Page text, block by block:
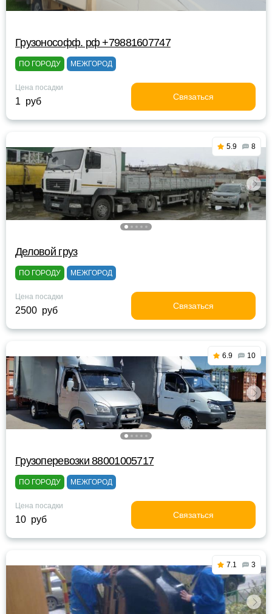
Грузонософф. рф +79881607747
ПО ГОРОДУ МЕЖГОРОД
Цена посадки
1 руб Связаться
5.9 8
Деловой груз
ПО ГОРОДУ МЕЖГОРОД
Цена посадки
2500 руб Связаться
6.9 10
Грузоперевозки 88001005717
ПО ГОРОДУ МЕЖГОРОД
Цена посадки
10 руб Связаться
7.1 3